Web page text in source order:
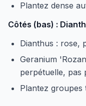
Plantez dense
Côtés (bas) :
Dianthus : rose,
Geranium
perpétuelle, pas
Plantez groupes